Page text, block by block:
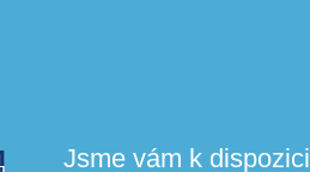
Jsme vám k dispozici